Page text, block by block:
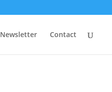
Newsletter Contact